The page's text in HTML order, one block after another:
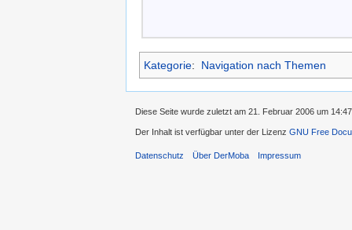
Kategorie: Navigation nach Themen
Diese Seite wurde zuletzt am 21. Februar 2006 um
Der Inhalt ist verfügbar unter der Lizenz GNU Free
Datenschutz Über DerMoba Impressum